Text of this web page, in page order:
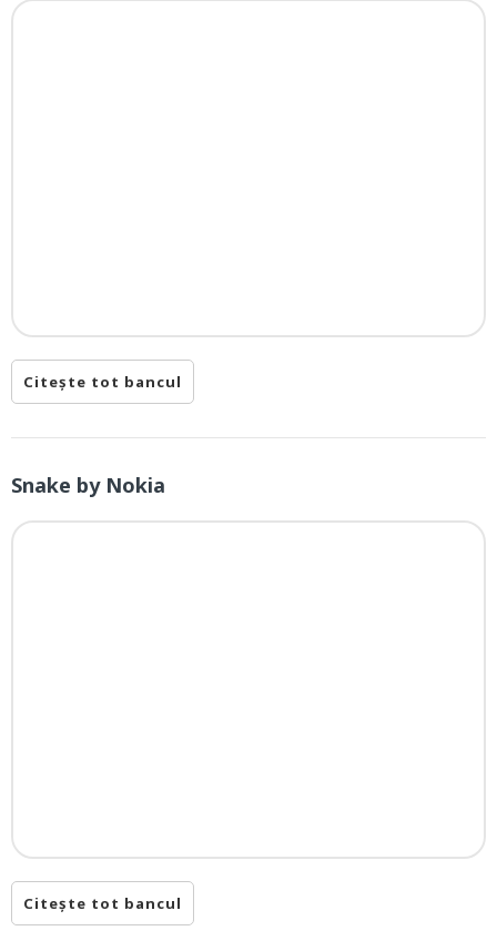
Citește tot bancul
Snake by Nokia
Citește tot bancul